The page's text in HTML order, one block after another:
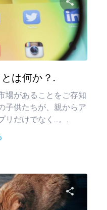
この記
は何か？.
場があることをご存知
子供たちが、親からア
リだけでなく...。.